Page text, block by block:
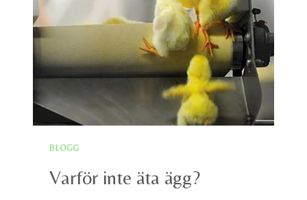
BLOGG
Varför inte äta ägg?